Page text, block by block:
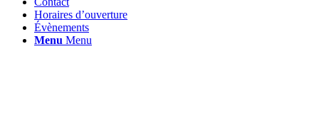
Horaires d’ouverture
Évènements
Menu Menu